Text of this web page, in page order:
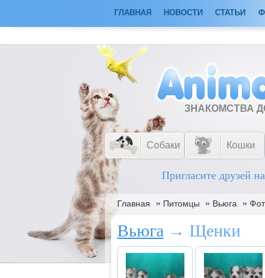
ГЛАВНАЯ НОВОСТИ СТАТЬИ
ЗНАКОМСТВА
Собаки Кошки
Пригласите друзей
Главная » Питомцы » Вьюга »
Вьюга → Щенки